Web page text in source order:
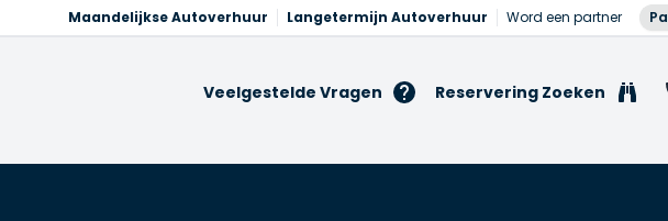
Maandelijkse Autoverhuur Langetermijn Autoverhuur Word een partner
Veelgestelde Vragen Reservering Zoeken